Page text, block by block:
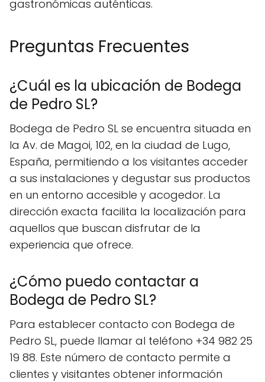
gastronómicas auténticas.
Preguntas Frecuentes
¿Cuál es la ubicación de Bodega
de Pedro SL?
Bodega de Pedro SL se encuentra situada en
la Av. de Magoi, 102, en la ciudad de Lugo,
España, permitiendo a los visitantes acceder
a sus instalaciones y degustar sus productos
en un entorno accesible y acogedor. La
dirección exacta facilita la localización para
aquellos que buscan disfrutar de la
experiencia que ofrece.
¿Cómo puedo contactar a
Bodega de Pedro SL?
Para establecer contacto con Bodega de
Pedro SL, puede llamar al teléfono +34 982 25
19 88. Este número de contacto permite a
clientes y visitantes obtener información